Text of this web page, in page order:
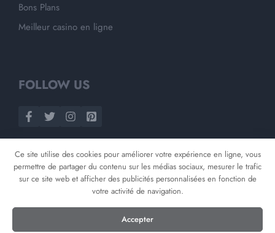
Bons Plans
Meilleur casino en ligne
FOLLOW US
©2026Opnminded
Ce site utilise des cookies pour améliorer votre expérience en ligne, vous
permettre de partager du contenu sur les médias sociaux, mesurer le trafic
sur ce site web et afficher des publicités personnalisées en fonction de
votre activité de navigation.
Accepter